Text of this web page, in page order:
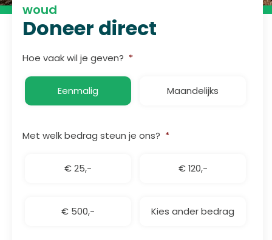
woud
Doneer direct
Hoe vaak wil je geven? *
Eenmalig Maandelijks
Met welk bedrag steun je ons? *
€ 25,- € 120,-
€ 500,- Kies ander bedrag